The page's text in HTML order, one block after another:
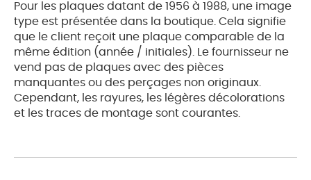
Pour les plaques datant de 1956 à 1988, une image
type est présentée dans la boutique. Cela signifie
que le client reçoit une plaque comparable de la
même édition (année / initiales). Le fournisseur ne
vend pas de plaques avec des pièces
manquantes ou des perçages non originaux.
Cependant, les rayures, les légères décolorations
et les traces de montage sont courantes.